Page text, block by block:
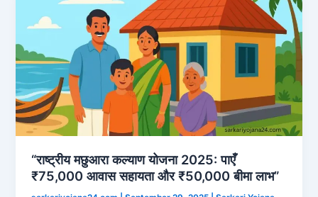
“राष्ट्रीय मछुआरा कल्याण योजना 2025: पाएँ
₹75,000 आवास सहायता और ₹50,000 बीमा लाभ”